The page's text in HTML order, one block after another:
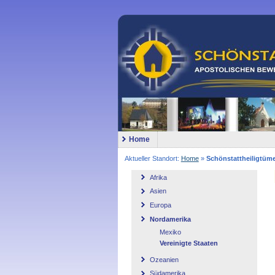
Home
Aktueller Standort: Home»
Afrika
Asien
Europa
Nordamerika
Mexiko
Vereinigte Staaten
Ozeanien
Südamerika